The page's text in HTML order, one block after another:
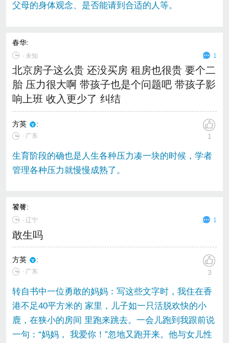
父母的身体观念、是否能请到合适的人等。
春华:
∙ 未知 1
北京房子这么贵 还没买房 租房也很贵 要个二
胎 压力很大啊 带孩子也是个问题吧 带孩子影
响上班 收入更少了 纠结
方英 :
∙ 广东 1
生育阶段的确也是人生各种压力凑一块的时候，学者
管理各种压力就慢慢成熟了。
饕餮:
∙辽宁 1
敢生吗
方英 :
∙ 广东 3
转自书中一位勇敢的妈妈：写这些文字时，我住在香
港不足40平方米的 家里，儿子如一只活脱欢快的小
鹿，在狭小的房间 里跑来跳去。一会儿跑到我跟前说
一句：“妈妈， 我爱你！”忽地又跑开来。他与女儿性